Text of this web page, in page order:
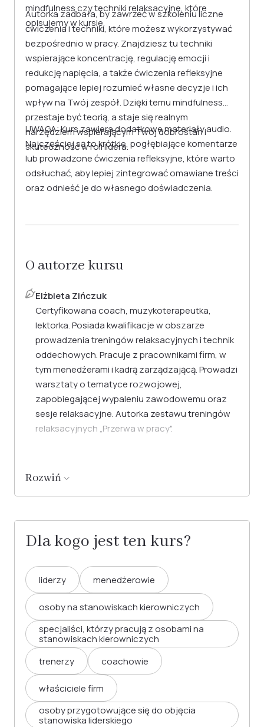
mindfulness czy techniki relaksacyjne, które
opisujemy w kursie.
Autorka zadbała, by zawrzeć w szkoleniu liczne
ćwiczenia i techniki, które możesz wykorzystywać
bezpośrednio w pracy. Znajdziesz tu techniki
wspierające koncentrację, regulację emocji i
redukcję napięcia, a także ćwiczenia refleksyjne
pomagające lepiej rozumieć własne decyzje i ich
wpływ na Twój zespół. Dzięki temu mindfulness
przestaje być teorią, a staje się realnym
narzędziem wspierającym Twój dobrostan i
skuteczność w roli lidera.
UWAGA: Kurs zawiera dodatkowe materiały audio.
Najczęściej są to krótkie, pogłębiające komentarze
lub prowadzone ćwiczenia refleksyjne, które warto
odsłuchać, aby lepiej zintegrować omawiane treści
oraz odnieść je do własnego doświadczenia.
O autorze kursu
Elżbieta Zińczuk
Certyfikowana coach, muzykoterapeutka,
lektorka. Posiada kwalifikacje w obszarze
prowadzenia treningów relaksacyjnych i technik
oddechowych. Pracuje z pracownikami firm, w
tym menedżerami i kadrą zarządzającą. Prowadzi
warsztaty o tematyce rozwojowej,
zapobiegającej wypaleniu zawodowemu oraz
sesje relaksacyjne. Autorka zestawu treningów
relaksacyjnych „Przerwa w pracy".
Rozwiń
Dla kogo jest ten kurs?
liderzy menedżerowie
osoby na stanowiskach kierowniczych
specjaliści, którzy pracują z osobami na
stanowiskach kierowniczych
trenerzy
coachowie
właściciele firm
osoby przygotowujące się do objęcia
stanowiska liderskiego